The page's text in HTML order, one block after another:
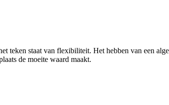
teken staat van flexibiliteit. Het hebben van een
de moeite waard maakt.